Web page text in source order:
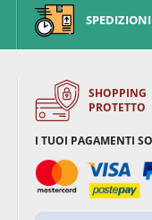
SHOPPING
PROTETTO
I TUOI PAGAMENTI